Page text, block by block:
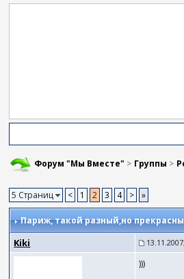
Форум "Мы Вместе" > Группы >
5 Страниц < 1 2 3 4 > »
Париж, такой разный,но
Kiki
)))